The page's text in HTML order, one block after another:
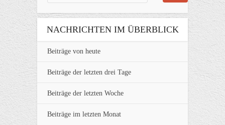
NACHRICHTEN IM ÜBERBLICK
Beiträge von heute
Beiträge der letzten drei Tage
Beiträge der letzten Woche
Beiträge im letzten Monat